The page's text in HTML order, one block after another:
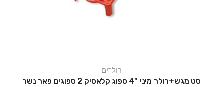
רולרים
סט מגש+רולר מיני "4 ספוג קלאסיק 2 ספוגים פאר נשר